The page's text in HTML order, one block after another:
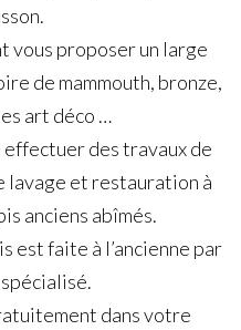
vous proposer un large
de mammouth, bronze,
art déco …
effectuer des travaux de
lavage et restauration à
anciens abîmés.
est faite à l’ancienne par
dans votre